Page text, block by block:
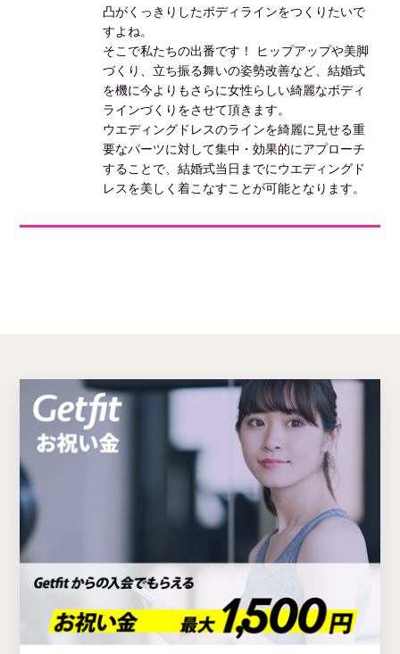
凸がくっきりしたボディラインをつくりたいで
すよね。
そこで私たちの出番です！ ヒップアップや美脚
づくり、立ち振る舞いの姿勢改善など、結婚式
を機に今よりもさらに女性らしい綺麗なボディ
ラインづくりをさせて頂きます。
ウエディングドレスのラインを綺麗に見せる重
要なパーツに対して集中・効果的にアプローチ
することで、結婚式当日までにウエディングド
レスを美しく着こなすことが可能となります。